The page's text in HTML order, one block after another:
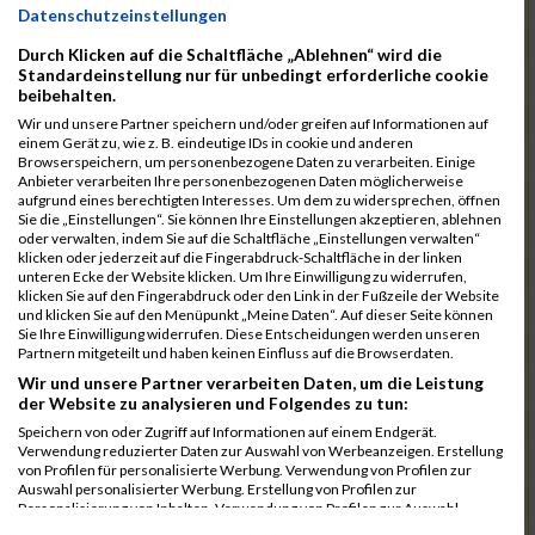
11084 Robles Santolalla Rb
11052
Lauterbach Rb
00:41:08.1
11005
Fuchs Rb
00:41:09.2
11088
Ruff Rb
00:41:12.6
10988
Dauerer Rb
00:41:47.4
10987
Burkl Rb
00:42:27.9
11119
Welzenbach Rb
00:42:28.2
11073
Olbrich Rb
00:42:36.7
11019
Haasler Rb
00:42:50.6
11053
Lederer Rb
00:42:57.3
11103
Seuling Rb
00:43:13.1
11026
Heidbrecht Rb
00:44:21.7
10969
Babac Rb
00:44:39.9
10993
Dönek Rb
00:45:42.1
Datenschutzeinstellungen
Durch Klicken auf die Schaltfläche „Ablehnen“ wird die
Standardeinstellung nur für unbedingt erforderliche cookie
beibehalten.
Wir und unsere Partner speichern und/oder greifen auf Informationen auf
einem Gerät zu, wie z. B. eindeutige IDs in cookie und anderen
Browserspeichern, um personenbezogene Daten zu verarbeiten. Einige
Anbieter verarbeiten Ihre personenbezogenen Daten möglicherweise
aufgrund eines berechtigten Interesses. Um dem zu widersprechen, öffnen
Sie die „Einstellungen“. Sie können Ihre Einstellungen akzeptieren, ablehnen
oder verwalten, indem Sie auf die Schaltfläche „Einstellungen verwalten“
klicken oder jederzeit auf die Fingerabdruck-Schaltfläche in der linken
unteren Ecke der Website klicken. Um Ihre Einwilligung zu widerrufen,
klicken Sie auf den Fingerabdruck oder den Link in der Fußzeile der Website
und klicken Sie auf den Menüpunkt „Meine Daten“. Auf dieser Seite können
Sie Ihre Einwilligung widerrufen. Diese Entscheidungen werden unseren
Partnern mitgeteilt und haben keinen Einfluss auf die Browserdaten.
Wir und unsere Partner verarbeiten Daten, um die Leistung
der Website zu analysieren und Folgendes zu tun:
Speichern von oder Zugriff auf Informationen auf einem Endgerät.
Verwendung reduzierter Daten zur Auswahl von Werbeanzeigen. Erstellung
von Profilen für personalisierte Werbung. Verwendung von Profilen zur
Auswahl personalisierter Werbung. Erstellung von Profilen zur
Personalisierung von Inhalten. Verwendung von Profilen zur Auswahl